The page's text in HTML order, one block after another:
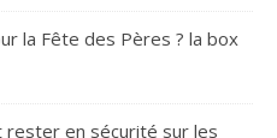
la Fête des Pères ? la box
rester en sécurité sur les